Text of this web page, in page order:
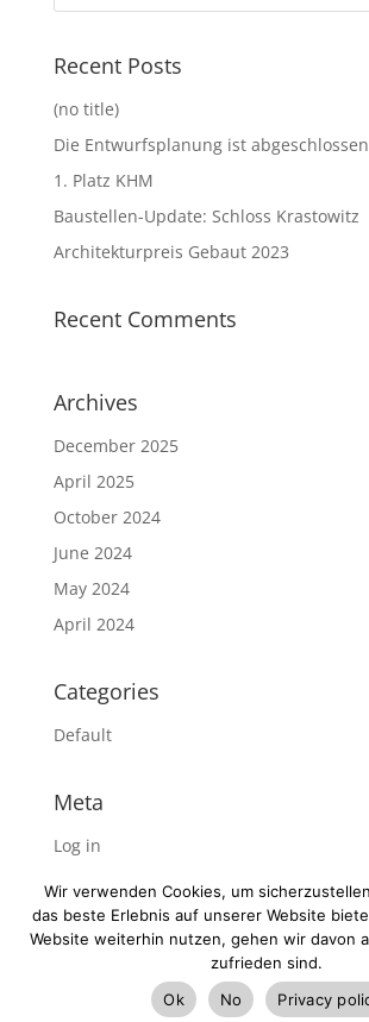
Recent Posts
(no title)
Die Entwurfsplanung ist abgeschlossen
1. Platz KHM
Baustellen-Update: Schloss Krastowitz
Architekturpreis Gebaut 2023
Recent Comments
Archives
December 2025
April 2025
October 2024
June 2024
May 2024
April 2024
Categories
Default
Meta
Log in
Entries feed
Comments feed
WordPress.org
Wir verwenden Cookies, um
das beste Erlebnis auf unserer Website
Website weiterhin nutzen, gehen wir davon
zufrieden sind.
Ok
No Privacy